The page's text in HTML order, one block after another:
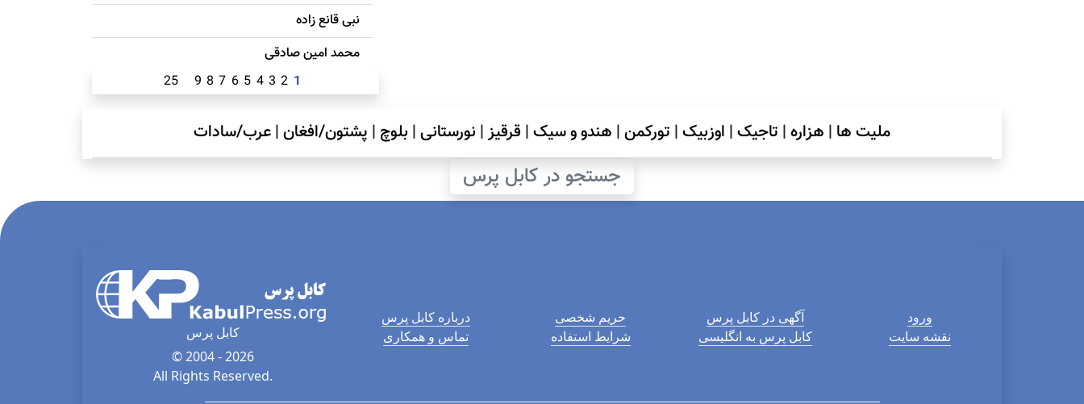
نبی قانع زاده
محمد امين صادقی
1
2
3
4
5
6
7
8
9
25
ملیت ها | هزاره| تاجیک| اوزبیک| تورکمن| هندو و سیک| قرقیز| نورستانی| بلوچ | پشتون/افغان|عرب/سادات
جستجو در کابل پرس
کابل پرس
© 2004 - 2026
All Rights Reserved.
درباره کابل پرس
تماس و همکاری
حریم شخصی
شرایط استفاده
آگهی در کابل پرس
کابل پرس به انگلیسی
ورود
نقشه سایت